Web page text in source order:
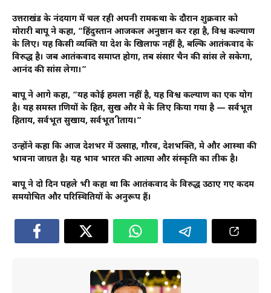
उत्तराखंड के नंदप्रयाग में चल रही अपनी रामकथा के दौरान शुक्रवार को
मोरारी बापू ने कहा, “हिंदुस्तान आजकल अनुष्ठान कर रहा है, विश्व कल्याण
के लिए। यह किसी व्यक्ति या देश के खिलाफ नहीं है, बल्कि आतंकवाद के
विरुद्ध है। जब आतंकवाद समाप्त होगा, तब संसार चैन की सांस ले सकेगा,
आनंद की सांस लेगा।”
बापू ने आगे कहा, “यह कोई हमला नहीं है, यह विश्व कल्याण का एक प्रयोग
है। यह समस्त प्राणियों के हित, सुख और प्रेम के लिए किया गया है — सर्वभूत
हिताय, सर्वभूत सुखाय, सर्वभूत प्रीताय।”
उन्होंने कहा कि आज देशभर में उत्साह, गौरव, देशभक्ति, प्रेम और आस्था की
भावना जाग्रत है। यह भाव भारत की आत्मा और संस्कृति का प्रतीक है।
बापू ने दो दिन पहले भी कहा था कि आतंकवाद के विरुद्ध उठाए गए कदम
समयोचित और परिस्थितियों के अनुरूप हैं।